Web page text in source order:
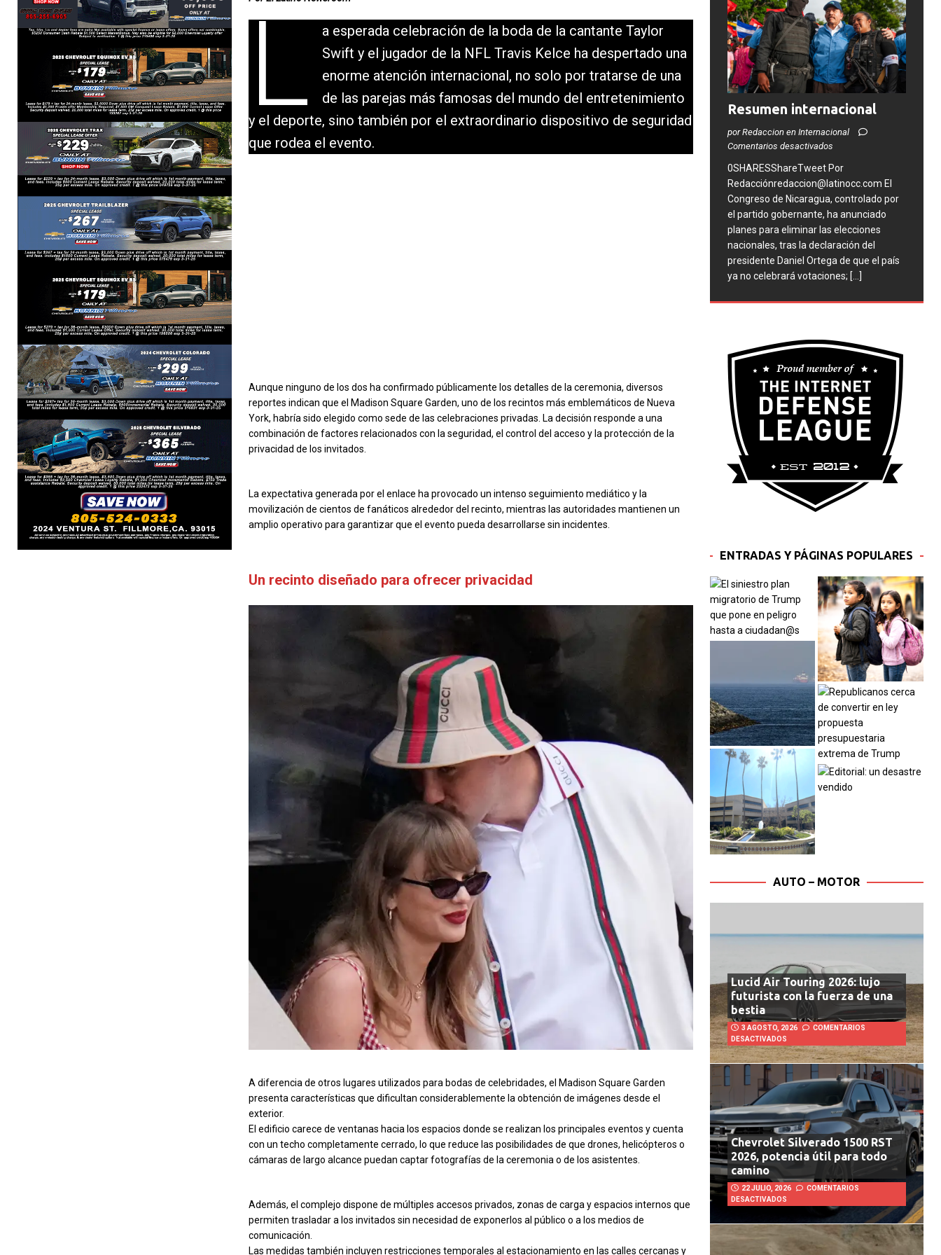
L
a esperada celebración de la boda de la cantante Taylor
Swift y el jugador de la NFL Travis Kelce ha despertado una
enorme atención internacional, no solo por tratarse de una
de las parejas más famosas del mundo del entretenimiento
y el deporte, sino también por el extraordinario dispositivo de seguridad
que rodea el evento.
Aunque ninguno de los dos ha confirmado públicamente los detalles de la ceremonia, diversos
reportes indican que el Madison Square Garden, uno de los recintos más emblemáticos de Nueva
York, habría sido elegido como sede de las celebraciones privadas. La decisión responde a una
combinación de factores relacionados con la seguridad, el control del acceso y la protección de la
privacidad de los invitados.
La expectativa generada por el enlace ha provocado un intenso seguimiento mediático y la
movilización de cientos de fanáticos alrededor del recinto, mientras las autoridades mantienen un
amplio operativo para garantizar que el evento pueda desarrollarse sin incidentes.
Un recinto diseñado para ofrecer privacidad
A diferencia de otros lugares utilizados para bodas de celebridades, el Madison Square Garden
presenta características que dificultan considerablemente la obtención de imágenes desde el
exterior.
El edificio carece de ventanas hacia los espacios donde se realizan los principales eventos y cuenta
con un techo completamente cerrado, lo que reduce las posibilidades de que drones, helicópteros o
cámaras de largo alcance puedan captar fotografías de la ceremonia o de los asistentes.
Además, el complejo dispone de múltiples accesos privados, zonas de carga y espacios internos que
permiten trasladar a los invitados sin necesidad de exponerlos al público o a los medios de
comunicación.
Las medidas también incluyen restricciones temporales al estacionamiento en las calles cercanas y
Resumen internacional
por Redaccion en Internacional
Comentarios desactivados
0SHARESShareTweet Por
Redacciónredaccion@latinocc.com El
Congreso de Nicaragua, controlado por
el partido gobernante, ha anunciado
planes para eliminar las elecciones
nacionales, tras la declaración del
presidente Daniel Ortega de que el país
ya no celebrará votaciones; [...]
ENTRADAS Y PÁGINAS POPULARES
AUTO – MOTOR
Lucid Air Touring 2026: lujo
futurista con la fuerza de una
bestia
3 AGOSTO, 2026
COMENTARIOS
DESACTIVADOS
Chevrolet Silverado 1500 RST
2026, potencia útil para todo
camino
22 JULIO, 2026
COMENTARIOS
DESACTIVADOS